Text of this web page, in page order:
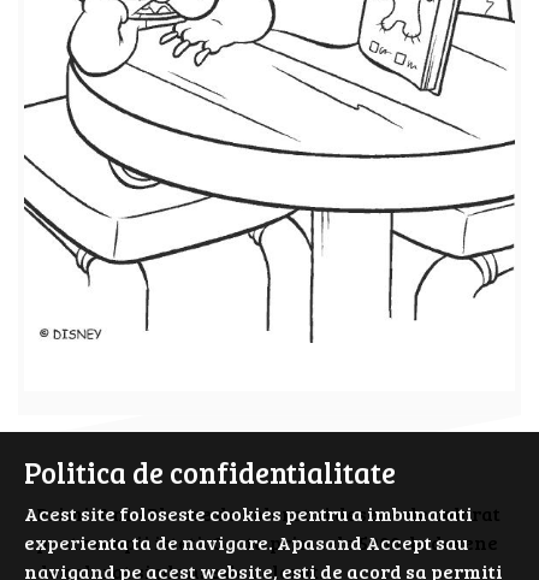
PrimiiAni - Planse de colorat si desene de colorat
pentru copii isteti. Cauta prin cele 5000 de desene
de colorat si planse de colorat.
Politica de confidentialitate
Acest site foloseste cookies pentru a imbunatati
experienta ta de navigare. Apasand Accept sau
navigand pe acest website, esti de acord sa permiti